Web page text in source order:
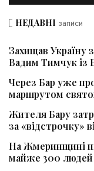
НЕДАВНІ записи
Захищав Україну
Вадим Тимчук із
Через Бар уже
маршрутом
Жителя Бару
за «відстрочку»
На Жмеринщині
майже 300 людей